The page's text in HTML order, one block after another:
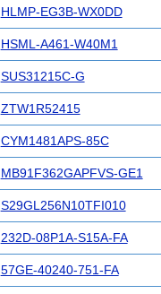
HLMP-EG3B-WX0DD
HSML-A461-W40M1
SUS31215C-G
ZTW1R52415
CYM1481APS-85C
MB91F362GAPFVS-GE1
S29GL256N10TFI010
232D-08P1A-S15A-FA
57GE-40240-751-FA